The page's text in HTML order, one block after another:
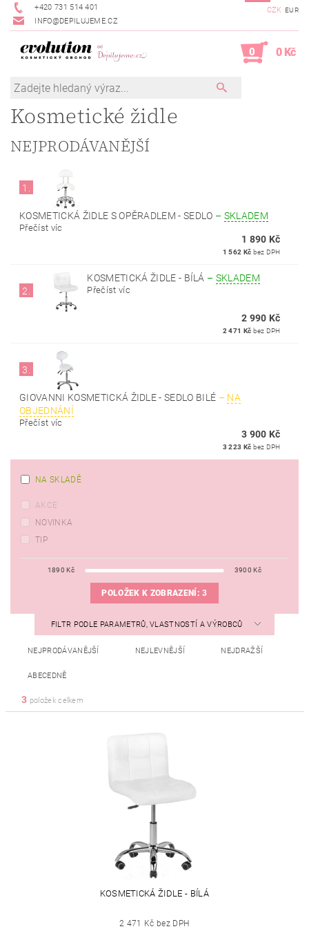
+420 731 514 401
INFO@DEPILUJEME.CZ
CZK EUR
0 0 Kč
Kosmetické židle
NEJPRODÁVANĚJŠÍ
1.
KOSMETICKÁ ŽIDLE S OPĚRADLEM - SEDLO – SKLADEM
Přečíst víc
1 890 Kč
1 562 Kč bez DPH
2.
KOSMETICKÁ ŽIDLE - BÍLÁ – SKLADEM
Přečíst víc
2 990 Kč
2 471 Kč bez DPH
3.
GIOVANNI KOSMETICKÁ ŽIDLE - SEDLO BILÉ – NA
OBJEDNÁNÍ
Přečíst víc
3 900 Kč
3 223 Kč bez DPH
NA SKLADĚ
AKCE
NOVINKA
TIP
1890 Kč 3900 Kč
POLOŽEK K ZOBRAZENÍ:3
FILTR PODLE PARAMETRŮ, VLASTNOSTÍ A VÝROBCŮ
NEJPRODÁVANĚJŠÍ NEJLEVNĚJŠÍ NEJDRAŽŠÍ
ABECEDNĚ
3 položek celkem
KOSMETICKÁ ŽIDLE - BÍLÁ
2 471 Kč bez DPH